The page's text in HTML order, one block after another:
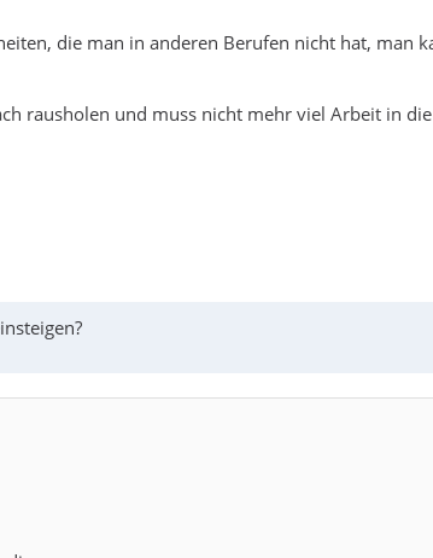
die man in anderen Berufen nicht hat, man
rausholen und muss nicht mehr viel Arbeit in die